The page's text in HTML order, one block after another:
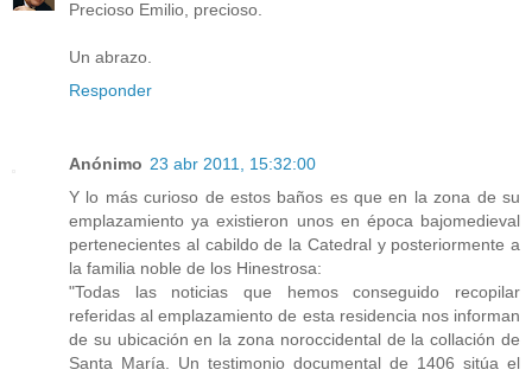
Precioso Emilio, precioso.
Un abrazo.
Responder
Anónimo 23 abr 2011, 15:32:00
Y lo más curioso de estos baños es que en la zona de su
emplazamiento ya existieron unos en época bajomedieval
pertenecientes al cabildo de la Catedral y posteriormente a
la familia noble de los Hinestrosa:
"Todas las noticias que hemos conseguido recopilar
referidas al emplazamiento de esta residencia nos informan
de su ubicación en la zona noroccidental de la collación de
Santa María. Un testimonio documental de 1406 sitúa el